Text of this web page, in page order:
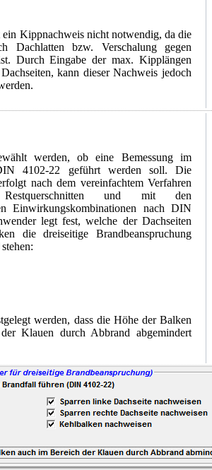
Kippnachweis nicht notwendig, da die
Dachlatten bzw. Verschalung gegen
Durch Eingabe der max. Kipplängen
kann dieser Nachweis jedoch
werden, ob eine Bemessung im
4102-22 geführt werden soll. Die
nach dem vereinfachtem Verfahren
und mit den
Einwirkungskombinationen nach DIN
legt fest, welche der Dachseiten
die dreiseitige Brandbeanspruchung
werden, dass die Höhe der Balken
Klauen durch Abbrand abgemindert